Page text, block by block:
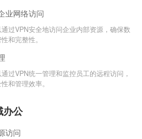
业网络访问
过VPN安全地访问企业内部资源，确保数
和完整性。
过VPN统一管理和监控员工的远程访问，
和管理效率。
办公
访问